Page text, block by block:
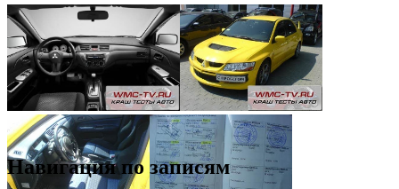
Навигация по записям